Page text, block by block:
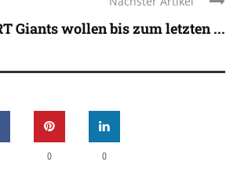
Giants wollen bis zum letzten ...
0 0